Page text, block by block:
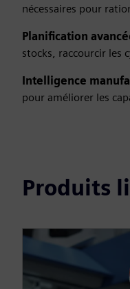
nécessaires pour
Planification
stocks, raccourcir les
Intelligence
pour améliorer les
Produits